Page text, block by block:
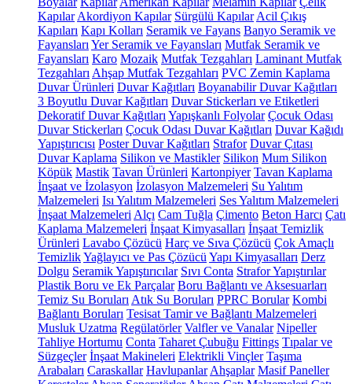
Kapılar Akordiyon Kapılar Sürgülü Kapılar Acil Çıkış
Kapıları Kapı Kolları Seramik ve Fayans Banyo Seramik ve
Fayansları Yer Seramik ve Fayansları Mutfak Seramik ve
Fayansları Karo Mozaik Mutfak Tezgahları Laminant Mutfak
Tezgahları Ahşap Mutfak Tezgahları PVC Zemin Kaplama
Duvar Ürünleri Duvar Kağıtları Boyanabilir Duvar Kağıtları
3 Boyutlu Duvar Kağıtları Duvar Stickerları ve Etiketleri
Dekoratif Duvar Kağıtları Yapışkanlı Folyolar Çocuk Odası
Duvar Stickerları Çocuk Odası Duvar Kağıtları Duvar Kağıdı
Yapıştırıcısı Poster Duvar Kağıtları Strafor Duvar Çıtası
Duvar Kaplama Silikon ve Mastikler Silikon Mum Silikon
Köpük Mastik Tavan Ürünleri Kartonpiyer Tavan Kaplama
İnşaat ve İzolasyon İzolasyon Malzemeleri Su Yalıtım
Malzemeleri Isı Yalıtım Malzemeleri Ses Yalıtım Malzemeleri
İnşaat Malzemeleri Alçı Cam Tuğla Çimento Beton Harcı Çatı
Kaplama Malzemeleri İnşaat Kimyasalları İnşaat Temizlik
Ürünleri Lavabo Çözücü Harç ve Sıva Çözücü Çok Amaçlı
TemizlikYağlayıcı ve Pas Çözücü Yapı Kimyasalları Derz
Dolgu Seramik Yapıştırıcılar Sıvı Conta Strafor Yapıştırılar
Plastik Boru ve Ek Parçalar Boru Bağlantı ve Aksesuarları
Temiz Su Boruları Atık Su Boruları PPRC Borular Kombi
Bağlantı Boruları Tesisat Tamir ve Bağlantı Malzemeleri
Musluk Uzatma Regülatörler Valfler ve Vanalar Nipeller
Tahliye Hortumu Conta Taharet Çubuğu Fittings Tıpalar ve
Süzgeçler İnşaat Makineleri Elektrikli Vinçler Taşıma
Arabaları Caraskallar Havlupanlar Ahşaplar Masif Paneller